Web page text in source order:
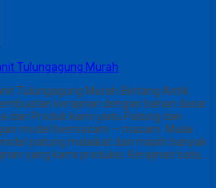
Tulungagung Murah
Tulungagung Murah Bintang Antik
kerajinan dengan bahan dasar
dari Produk kami yaitu Patung dan
model bermacam – macam. Mulai
patung malaikat dan masih banyak
yang kami produksi. Kerajinan batu…